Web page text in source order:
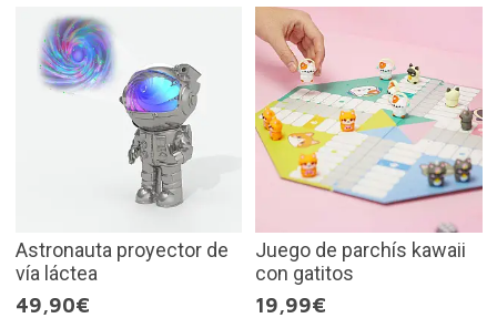
Astronauta proyector de
vía láctea
49,90€
Juego de parchís kawaii
con gatitos
19,99€